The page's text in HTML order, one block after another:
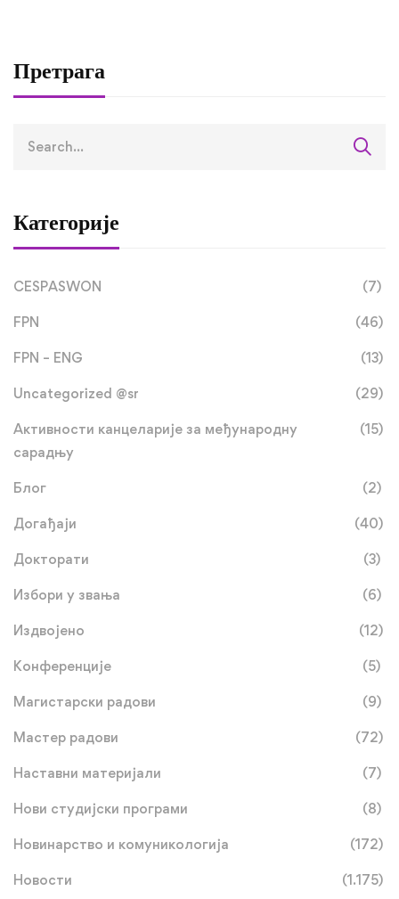
Претрага
Категорије
CESPASWON (7)
FPN (46)
FPN – ENG (13)
Uncategorized @sr (29)
Активности канцеларије за међународну
сарадњу
(15)
Блог (2)
Догађаји (40)
Докторати (3)
Избори у звања (6)
Издвојено (12)
Конференције (5)
Магистарски радови (9)
Мастер радови (72)
Наставни материјали (7)
Нови студијски програми (8)
Новинарство и комуникологија (172)
Новости (1.175)